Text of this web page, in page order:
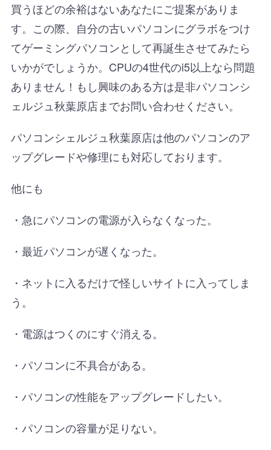
買うほどの余裕はないあなたにご提案がありま
す。この際、自分の古いパソコンにグラボをつけ
てゲーミングパソコンとして再誕生させてみたら
いかがでしょうか。CPUの4世代のi5以上なら問題
ありません！もし興味のある方は是非パソコンシ
ェルジュ秋葉原店までお問い合わせください。
パソコンシェルジュ秋葉原店は他のパソコンのア
ップグレードや修理にも対応しております。
他にも
・急にパソコンの電源が入らなくなった。
・最近パソコンが遅くなった。
・ネットに入るだけで怪しいサイトに入ってしま
う。
・電源はつくのにすぐ消える。
・パソコンに不具合がある。
・パソコンの性能をアップグレードしたい。
・パソコンの容量が足りない。